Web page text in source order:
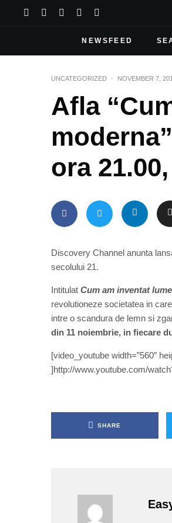
NEWSFEED
UNCATEGORIZED · NOVEMBER 7,
Afla
ora
Discovery Channel anunta
secolului 21.
Intitulat Cum am inventat
revolutioneze societatea in
intre o scandura de lemn si
din 11 noiembrie, in fiecare
[video_youtube width=”560″
]http://www.youtube.com/
SHARE